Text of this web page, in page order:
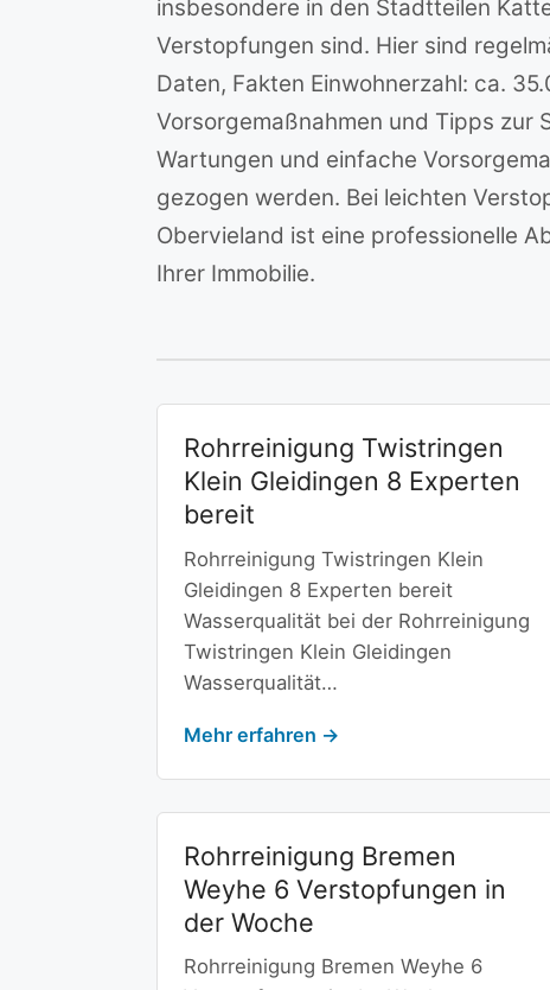
insbesondere in den Stadtteilen
Verstopfungen sind. Hier sind
Daten, Fakten Einwohnerzahl: ca.
Vorsorgemaßnahmen und Tipps zur
Wartungen und einfache
gezogen werden. Bei leichten
Obervieland ist eine professionelle
Ihrer Immobilie.
Rohrreinigung Twistringen
Klein Gleidingen 8 Experten
bereit
Rohrreinigung Twistringen Klein
Gleidingen 8 Experten bereit
Wasserqualität bei der Rohrreinigung
Twistringen Klein Gleidingen
Wasserqualität…
Mehr erfahren →
Rohrreinigung Bremen
Weyhe 6 Verstopfungen in
der Woche
Rohrreinigung Bremen Weyhe 6